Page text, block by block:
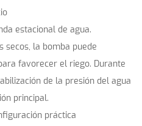
estacional de agua.
secos, la bomba puede
favorecer el riego. Durante
de la presión del agua
principal.
práctica